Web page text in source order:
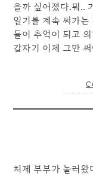
을까 싶어졌다.뭐..
일기를 계속 써가
들이 추억이 되고
갑자기 이제 그만
처제 부부가 놀러